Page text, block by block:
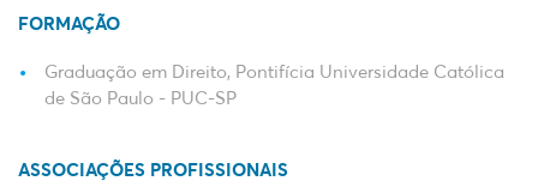
FORMAÇÃO
Graduação em Direito, Pontifícia Universidade Católica
de São Paulo - PUC-SP
ASSOCIAÇÕES PROFISSIONAIS